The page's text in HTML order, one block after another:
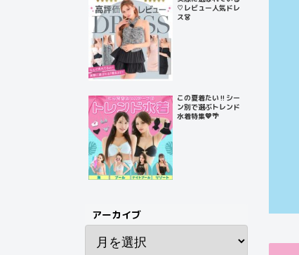
♡レビュー人気ドレ
ス👗
この夏着たい‼️シー
ン別で選ぶトレンド
水着特集💙🌴
アーカイブ